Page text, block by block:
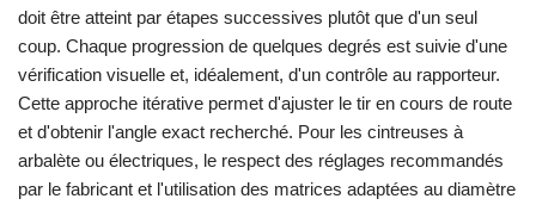
doit être atteint par étapes successives plutôt que d'un seul
coup. Chaque progression de quelques degrés est suivie d'une
vérification visuelle et, idéalement, d'un contrôle au rapporteur.
Cette approche itérative permet d'ajuster le tir en cours de route
et d'obtenir l'angle exact recherché. Pour les cintreuses à
arbalète ou électriques, le respect des réglages recommandés
par le fabricant et l'utilisation des matrices adaptées au diamètre